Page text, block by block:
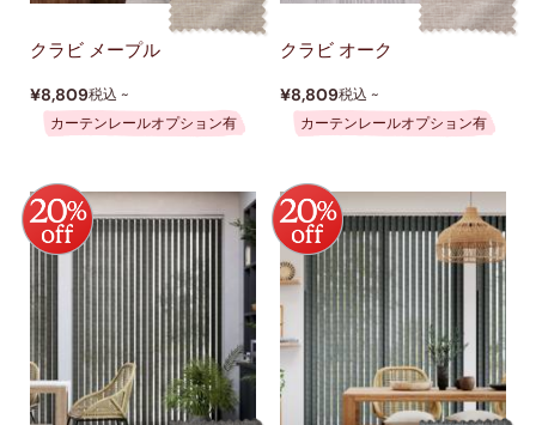
クラビ メープル
¥8,809税込 ~
カーテンレールオプション有
クラビ オーク
¥8,809税込 ~
カーテンレールオプション有